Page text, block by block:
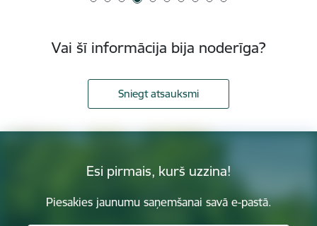
Vai šī informācija bija noderīga?
Sniegt atsauksmi
Esi pirmais, kurš uzzina!
Piesakies jaunumu saņemšanai savā e-pastā.